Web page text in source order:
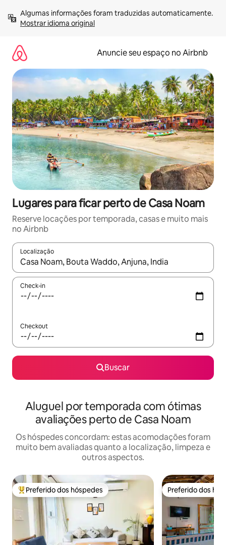
para
Mostrar idioma original
Anuncie seu espaço no Airbnb
Lugares para ficar perto de Casa Noam
Reserve locações por temporada, casas e muito mais
no Airbnb
Localização
Quando os resultados estiverem disponíveis, explore-os
Check-in
Checkout
Buscar
Aluguel por temporada com ótimas
avaliações perto de Casa Noam
Os hóspedes concordam: estas acomodações foram
muito bem avaliadas quanto a localização, limpeza e
outros aspectos.
Entre os melhores preferidos dos hóspedes
Preferido dos hóspedes Preferido dos
Preferido dos